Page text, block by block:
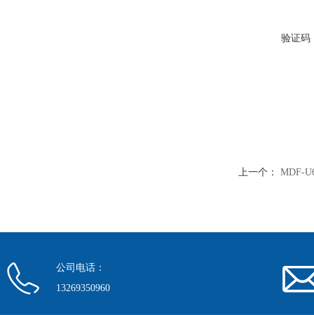
验证码
上一个： MDF-
公司电话：
13269350960